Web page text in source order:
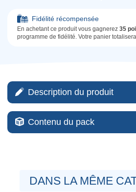
Fidélité récompensée
En achetant ce produit vous gagnerez 35
programme de fidélité. Votre panier totalisera
Description du produit
Contenu du pack
DANS LA MÊME